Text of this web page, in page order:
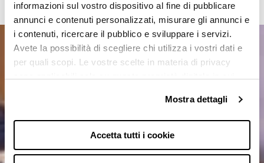
informazioni sul vostro dispositivo al fine di pubblicare
annunci e contenuti personalizzati, misurare gli annunci e
i contenuti, ricercare il pubblico e sviluppare i servizi.
Avete la possibilità di scegliere chi utilizza i vostri dati e
per quali scopi. Le vostre scelte in materia di privacy
revocare il proprio consenso in qualsiasi momento dalla
Dichiarazione sui cookie o facendo clic sull'icona di
attivazione della privacy.
Mostra dettagli
Accetta tutti i cookie